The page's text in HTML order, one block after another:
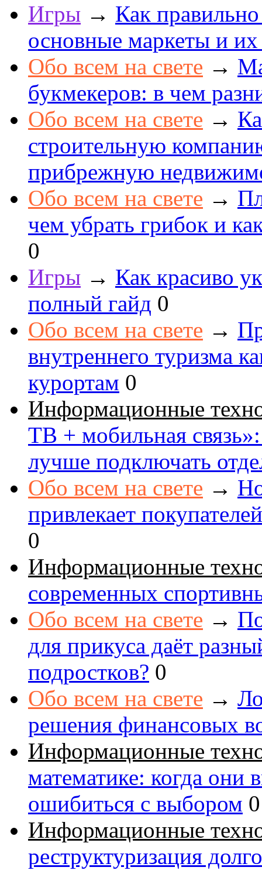
Игры → Как
основные маркеты и
Обо всем на свете →
букмекеров: в чем
Обо всем на свете →
строительную
прибрежную
Обо всем на свете →
чем убрать грибок и
0
Игры → Как красиво
полный гайд 0
Обо всем на свете →
внутреннего туризма
курортам 0
Информационные
ТВ + мобильная
лучше подключать
Обо всем на свете →
привлекает
0
Информационные
современных
Обо всем на свете →
для прикуса даёт
подростков? 0
Обо всем на свете →
решения финансовых
Информационные
математике: когда они
ошибиться с выбором 0
Информационные
реструктуризация